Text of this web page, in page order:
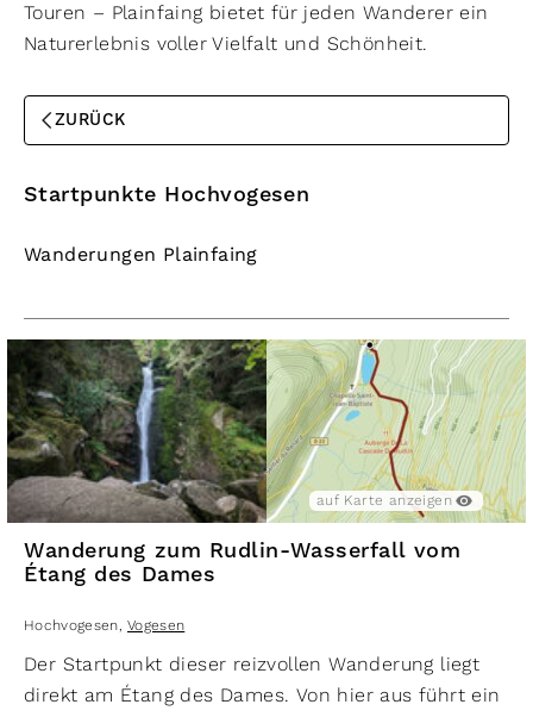
Touren – Plainfaing bietet für jeden Wanderer ein
Naturerlebnis voller Vielfalt und Schönheit.
ZURÜCK
Startpunkte Hochvogesen
Wanderungen Plainfaing
auf Karte anzeigen
Wanderung zum Rudlin-Wasserfall vom
Étang des Dames
Hochvogesen, Vogesen
Der Startpunkt dieser reizvollen Wanderung liegt
direkt am Étang des Dames. Von hier aus führt ein